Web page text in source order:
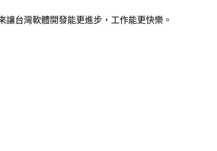
台灣軟體開發能更進步，工作能更快樂。